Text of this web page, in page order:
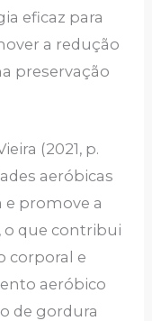
eficaz para
a redução
preservação
(2021, p.
aeróbicas
promove a
o que contribui
corporal e
aeróbico
de gordura